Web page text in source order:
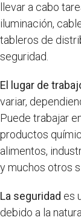
llevar a cabo
iluminación,
tableros de
seguridad.
El lugar de
variar,
Puede trabajar
productos
alimentos,
y muchos otros
La seguridad es
debido a la